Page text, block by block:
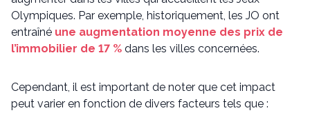
Olympiques. Par exemple, historiquement, les JO ont
entraîné une augmentation moyenne des prix de
l’immobilier de 17 % dans les villes concernées.
Cependant, il est important de noter que cet impact
peut varier en fonction de divers facteurs tels que :